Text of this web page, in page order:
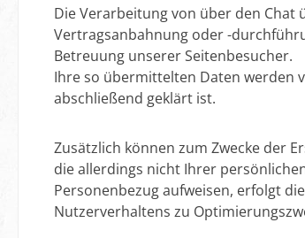
Die Verarbeitung von über den Chat
Vertragsanbahnung oder -
Betreuung unserer Seitenbesucher.
Ihre so übermittelten Daten werden
abschließend geklärt ist.
Zusätzlich können zum Zwecke der
die allerdings nicht Ihrer
Personenbezug aufweisen, erfolgt
Nutzerverhaltens zu